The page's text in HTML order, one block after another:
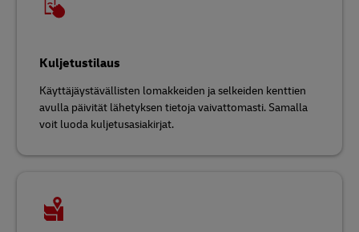
Kuljetustilaus
Käyttäjäystävällisten lomakkeiden ja selkeiden kenttien
avulla päivität lähetyksen tietoja vaivattomasti. Samalla
voit luoda kuljetusasiakirjat.